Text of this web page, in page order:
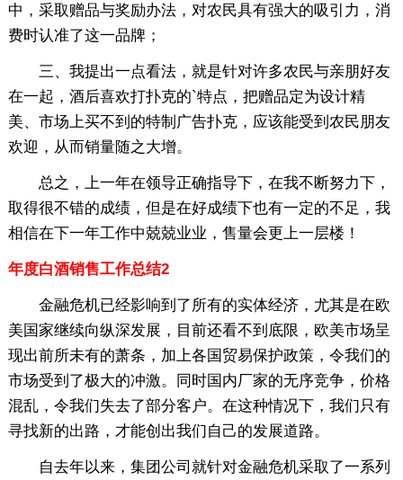
中，采取赠品与奖励办法，对农民具有强大的吸引力，消
费时认准了这一品牌；
三、我提出一点看法，就是针对许多农民与亲朋好友
在一起，酒后喜欢打扑克的`特点，把赠品定为设计精
美、市场上买不到的特制广告扑克，应该能受到农民朋友
欢迎，从而销量随之大增。
总之，上一年在领导正确指导下，在我不断努力下，
取得很不错的成绩，但是在好成绩下也有一定的不足，我
相信在下一年工作中兢兢业业，售量会更上一层楼！
年度白酒销售工作总结2
金融危机已经影响到了所有的实体经济，尤其是在欧
美国家继续向纵深发展，目前还看不到底限，欧美市场呈
现出前所未有的萧条，加上各国贸易保护政策，令我们的
市场受到了极大的冲激。同时国内厂家的无序竞争，价格
混乱，令我们失去了部分客户。在这种情况下，我们只有
寻找新的出路，才能创出我们自己的发展道路。
自去年以来，集团公司就针对金融危机采取了一系列